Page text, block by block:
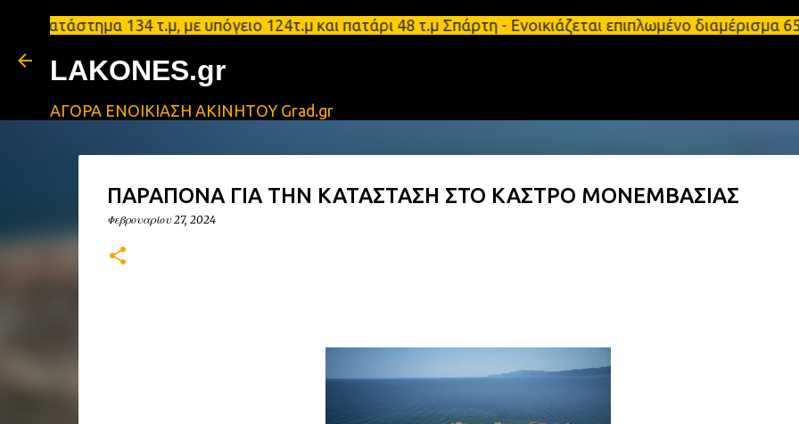
Μετάβαση στο κύριο περιεχόμενο
134 τ.μ, με υπόγειο 124τ.μ και πατάρι 48 τ.μ Σπάρτη - Ενοικιάζεται επιπλωμένο
LAKONES.gr
ΑΓΟΡΑ ΕΝΟΙΚΙΑΣΗ ΑΚΙΝΗΤΟΥ Grad.gr
ΠΑΡΑΠΟΝΑ ΓΙΑ ΤΗΝ ΚΑΤΑΣΤΑΣΗ ΣΤΟ ΚΑΣΤΡΟ ΜΟΝΕΜΒΑΣΙΑΣ
Φεβρουαρίου 27, 2024